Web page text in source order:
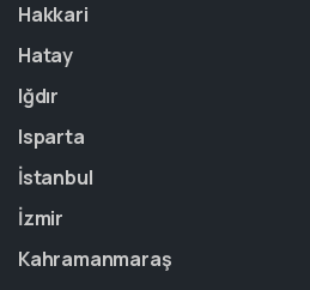
Hakkari
Hatay
Iğdır
Isparta
İstanbul
İzmir
Kahramanmaraş